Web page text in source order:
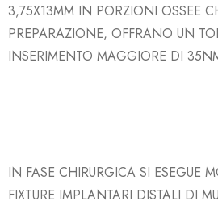
3,75X13MM IN PORZIONI OSSEE
PREPARAZIONE, OFFRANO UN
INSERIMENTO MAGGIORE DI
IN FASE CHIRURGICA SI ESEGUE
FIXTURE IMPLANTARI DISTALI DI